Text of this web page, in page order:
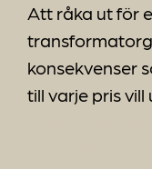
Att råka ut för
konsekvenser
till varje pris vill